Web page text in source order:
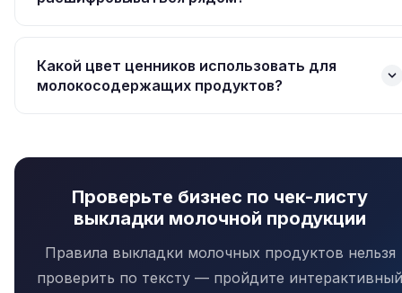
в торговом зале разместить полную
расшифровку: «БЗМ — Без Заменителя
Какой цвет ценников использовать для
молокосодержащих продуктов?
молочных, жёлтые — для молокосодержащих.
Некоторые сети используют синий для
натуральных и оранжевый для
молокосодержащих.
Проверьте бизнес по чек-листу
выкладки молочной продукции
Правила выкладки молочных продуктов нельзя
проверить по тексту — пройдите интерактивный